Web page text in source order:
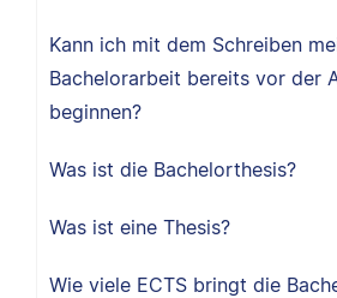
Kann ich mit dem Schreiben
Bachelorarbeit bereits vor der
beginnen?
Was ist die Bachelorthesis?
Was ist eine Thesis?
Wie viele ECTS bringt die